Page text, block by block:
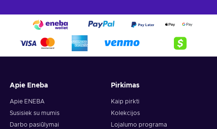
Apie Eneba
Apie ENEBA
Susisiek su mumis
Darbo pasiūlymai
Pirkimas
Kaip pirkti
Kolekcijos
Lojalumo programa